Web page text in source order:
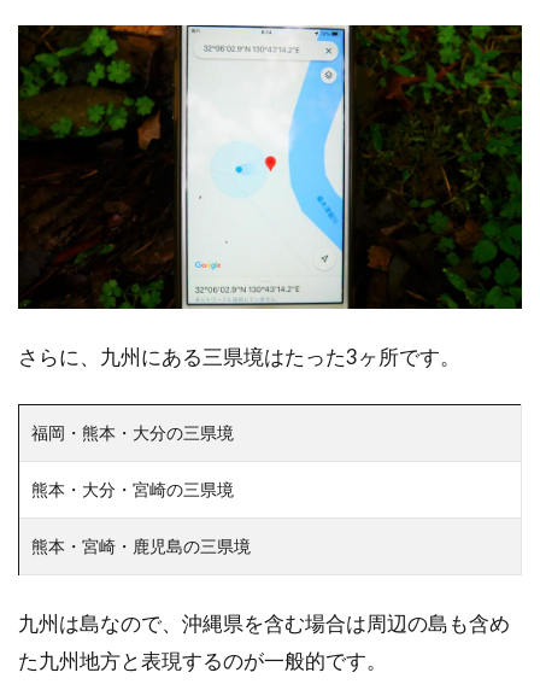
さらに、九州にある三県境はたった3ヶ所です。
福岡・熊本・大分の三県境
熊本・大分・宮崎の三県境
熊本・宮崎・鹿児島の三県境
九州は島なので、沖縄県を含む場合は周辺の島も含め
た九州地方と表現するのが一般的です。